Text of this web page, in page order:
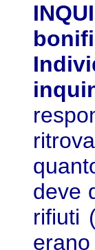
deve
rifiuti